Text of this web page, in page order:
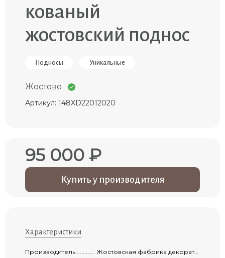
кованый
жостовский поднос
Подносы Уникальные
Жостово
Артикул: 148XD22012020
95 000 ₽
Купить у производителя
Характеристики
Производитель
Жостовская фабрика декоративной росписи